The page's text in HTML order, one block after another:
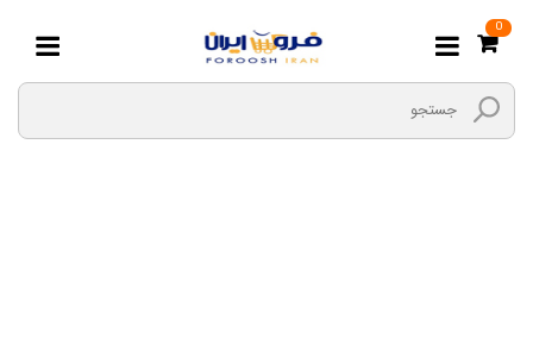
0